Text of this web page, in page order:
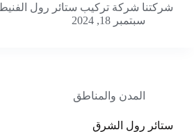
شركتنا شركة تركيب ستائر رول
سبتمبر 18, 2024
المدن والمناطق
ستائر رول الشرق